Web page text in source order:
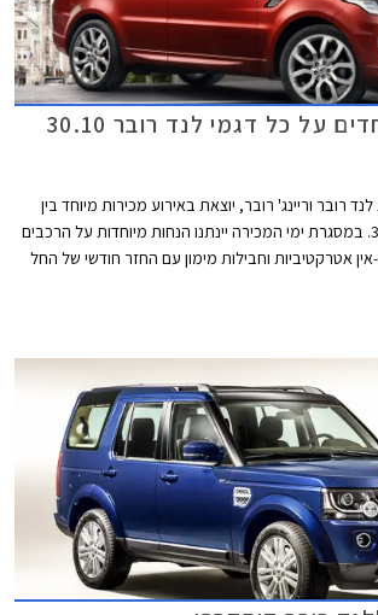
ימי מכירה מיוחדים על כל דגמי לנד רובר 30.10
רובר וריינג' רובר, יוצאת באירוע מכירות מיוחד בין
התאריכים 1.11 - 30.10. במסגרת ימי המכירה יינתנו הנחות מיוחדות על הרכבים
אטרקטיביות וחבילות מימון עם החזר חודשי של החל